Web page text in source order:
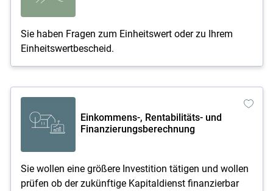
Sie haben Fragen zum Einheitswert oder zu Ihrem
Einheitswertbescheid.
Einkommens-, Rentabilitäts- und
Finanzierungsberechnung
Sie wollen eine größere Investition tätigen und wollen
prüfen ob der zukünftige Kapitaldienst finanzierbar